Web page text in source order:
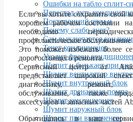
Ошибки на табло сплит-
Перестал дуть
Посторонний шум и
Почему слабо дует?
Сам выключается
Течет кондиционер
Уходит фреон
Шипит и булькает при
Шумит вентилятор
Шумит внутренний блок
Шумит дренажная помпа
Шумит кондиционер
Шумит наружный блок
Шумит при включении
Если вы хотите сохранить свой
хорошем рабочем состоянии
необходимо
профилактическое обслуживание
Это поможет избежать более
дорогостоящего ремонта.
Сервисный центр от
предоставляет широкий
диагностику, ремонт,
обслуживание, а также
аксессуаров и запасных частей
Обратившись в наш